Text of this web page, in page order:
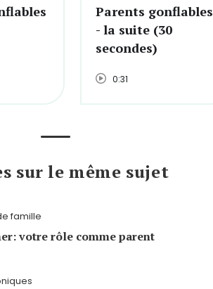
Parents gonflables
- la suite (30
secondes)
0:31
sur le même sujet
famille
votre rôle comme parent